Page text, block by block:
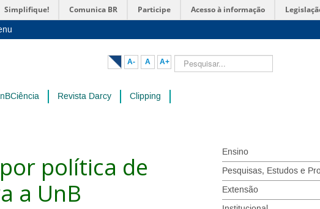
Simplifique! Comunica BR Participe Acesso à informação
A- A A+ Pesquisar...
Revista Darcy Clipping
política de
a UnB
Ensino
Pesquisas, Estudos e
Extensão